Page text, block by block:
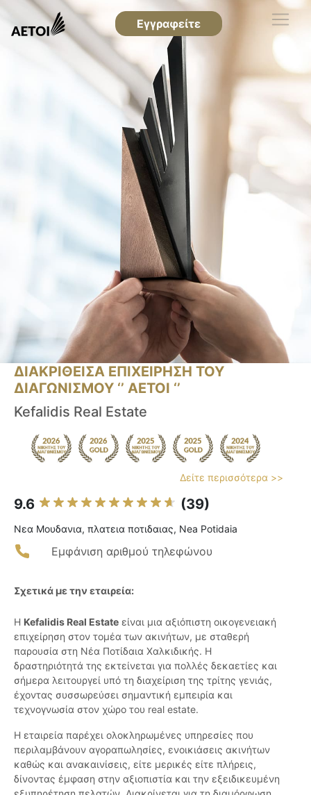
Εγγραφείτε
ΔΙΑΚΡΙΘΕΙΣΑ ΕΠΙΧΕΙΡΗΣΗ ΤΟΥ
ΔΙΑΓΩΝΙΣΜΟΥ ‘’ ΑΕΤΟΙ ‘’
Kefalidis Real Estate
Δείτε περισσότερα >>
9.6 (39)
Νεα Μουδανια, πλατεια ποτιδαιας, Nea Potidaia
Εμφάνιση αριθμού τηλεφώνου
Σχετικά με την εταιρεία:
Η Kefalidis Real Estate είναι μια αξιόπιστη οικογενειακή
επιχείρηση στον τομέα των ακινήτων, με σταθερή
παρουσία στη Νέα Ποτίδαια Χαλκιδικής. Η
δραστηριότητά της εκτείνεται για πολλές δεκαετίες και
σήμερα λειτουργεί υπό τη διαχείριση της τρίτης γενιάς,
έχοντας συσσωρεύσει σημαντική εμπειρία και
τεχνογνωσία στον χώρο του real estate.
Η εταιρεία παρέχει ολοκληρωμένες υπηρεσίες που
περιλαμβάνουν αγοραπωλησίες, ενοικιάσεις ακινήτων
καθώς και ανακαινίσεις, είτε μερικές είτε πλήρεις,
δίνοντας έμφαση στην αξιοπιστία και την εξειδικευμένη